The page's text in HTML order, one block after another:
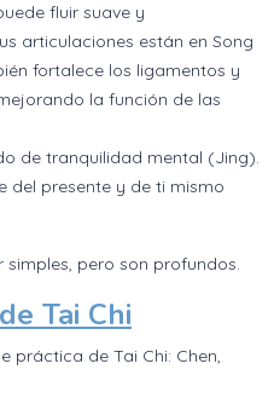
fluir suave y
articulaciones están en Song
fortalece los ligamentos y
la función de las
de tranquilidad mental (Jing).
del presente y de ti mismo
pero son profundos.
Tai Chi
práctica de Tai Chi: Chen,